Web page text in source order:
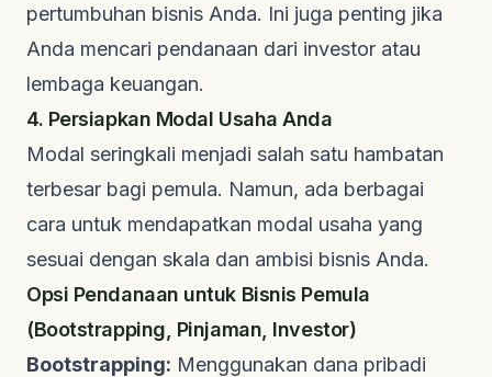
pertumbuhan bisnis Anda. Ini juga penting jika
Anda mencari pendanaan dari investor atau
lembaga keuangan.
4. Persiapkan Modal Usaha Anda
Modal seringkali menjadi salah satu hambatan
terbesar bagi pemula. Namun, ada berbagai
cara untuk mendapatkan modal usaha yang
sesuai dengan skala dan ambisi bisnis Anda.
Opsi Pendanaan untuk Bisnis Pemula
(Bootstrapping, Pinjaman, Investor)
Bootstrapping: Menggunakan dana pribadi